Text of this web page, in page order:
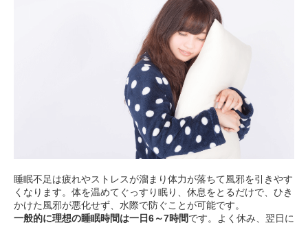
睡眠不足は疲れやストレスが溜まり体力が落ちて風邪を引きやす
くなります。体を温めてぐっすり眠り、休息をとるだけで、ひき
かけた風邪が悪化せず、水際で防ぐことが可能です。
一般的に理想の睡眠時間は一日6～7時間です。よく休み、翌日に